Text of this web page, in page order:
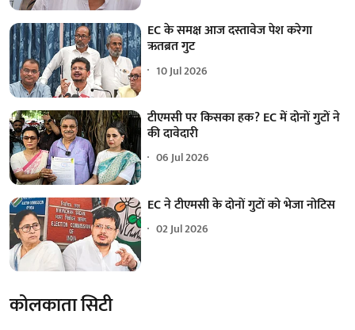
EC के समक्ष आज दस्तावेज पेश करेगा
ऋतब्रत गुट
10 Jul 2026
टीएमसी पर किसका हक? EC में दोनों गुटों ने
की दावेदारी
06 Jul 2026
EC ने टीएमसी के दोनों गुटों को भेजा नोटिस
02 Jul 2026
कोलकाता सिटी